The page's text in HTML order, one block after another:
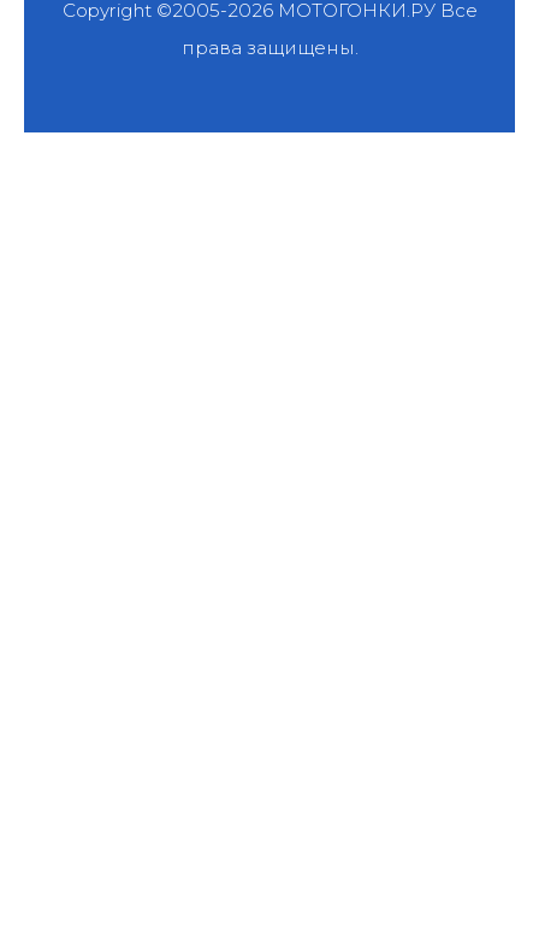
Copyright ©2005-2026 МОТОГОНКИ.РУВсе
права защищены.